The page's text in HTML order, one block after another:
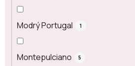
Modrý Portugal 1
Montepulciano 5